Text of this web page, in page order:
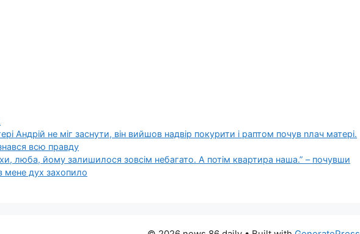
Андрій не міг заснути, він вийшов надвір покурити і раптом почув nлач матері.
всю правду
люба, йому залишилося зовсім небагато. А потім квартира наша.” – почувши
мене дух захопило